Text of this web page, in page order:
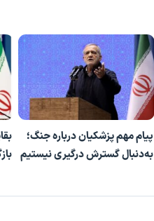
پیام مهم پزشکیان درباره جنگ؛
به‌دنبال گسترش درگیری نیستیم